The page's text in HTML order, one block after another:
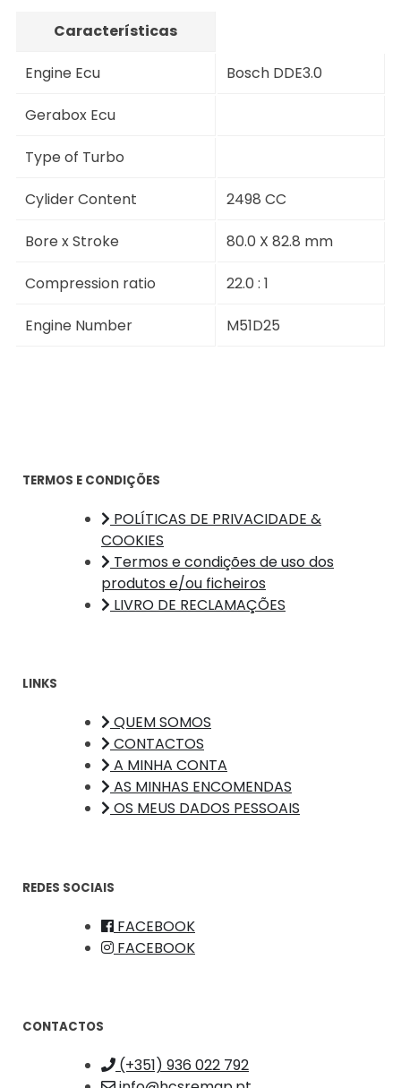
Características
Engine Ecu Bosch DDE3.0
Gerabox Ecu
Type of Turbo
Cylider Content 2498 CC
Bore x Stroke 80.0 X 82.8 mm
Compression ratio 22.0 : 1
Engine Number M51D25
TERMOS E CONDIÇÕES
POLÍTICAS DE PRIVACIDADE &
COOKIES
Termos e condições de uso dos
produtos e/ou ficheiros
LIVRO DE RECLAMAÇÕES
LINKS
QUEM SOMOS
CONTACTOS
A MINHA CONTA
AS MINHAS ENCOMENDAS
OS MEUS DADOS PESSOAIS
REDES SOCIAIS
FACEBOOK
FACEBOOK
CONTACTOS
(+351) 936 022 792